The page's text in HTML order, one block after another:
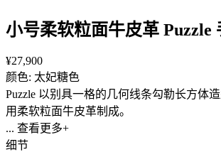
小号柔软粒面牛皮革 Puzzle
¥27,900
颜色: 太妃糖色
Puzzle 以别具一格的几何线条勾勒长方体
用柔软粒面牛皮革制成。
... 查看更多+
细节